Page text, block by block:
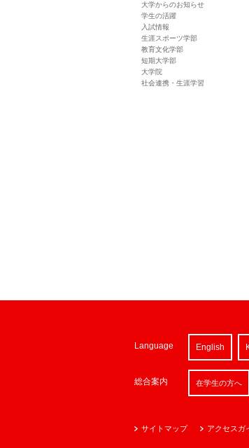
大学からのお知らせ
学生の活躍
入試情報
生涯スポーツ学部
教育文化学部
短期大学部
大学院
社会連携・生涯学習
Language English
総合案内 在学生の方へ
サイトマップ アクセスガ